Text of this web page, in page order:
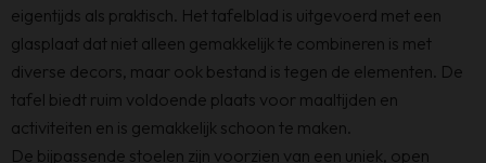
eigentijds als praktisch. Het tafelblad is uitgevoerd met een
glasplaat dat niet alleen gemakkelijk te combineren is met
diverse decors, maar ook bestand is tegen de elementen. De
tafel biedt ruim voldoende plaats voor maaltijden en
activiteiten en is gemakkelijk schoon te maken.
De bijpassende stoelen zijn voorzien van een uniek, open